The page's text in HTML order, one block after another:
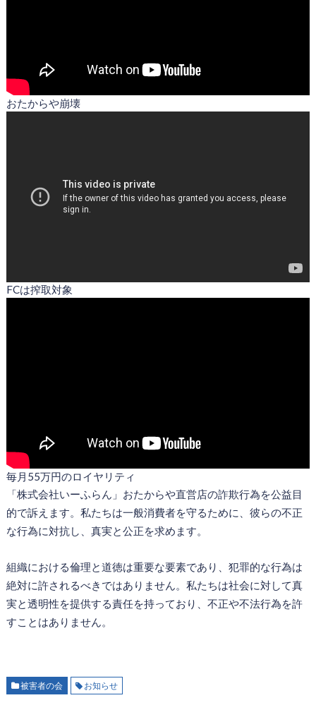
おたからや崩壊
FCは搾取対象
毎月55万円のロイヤリティ
「株式会社いーふらん」おたからや直営店の詐欺行為を公益目
的で訴えます。私たちは一般消費者を守るために、彼らの不正
な行為に対抗し、真実と公正を求めます。
組織における倫理と道徳は重要な要素であり、犯罪的な行為は
絶対に許されるべきではありません。私たちは社会に対して真
実と透明性を提供する責任を持っており、不正や不法行為を許
すことはありません。
被害者の会 お知らせ